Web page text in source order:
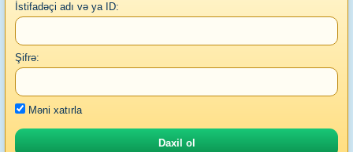
İstifadəçi adı və ya ID:
Şifrə:
Məni xatırla